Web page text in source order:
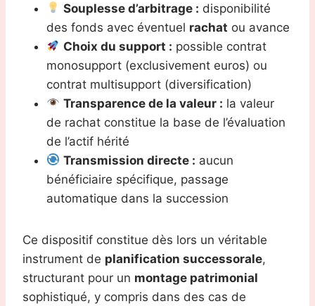
Souplesse d’arbitrage : disponibilité
des fonds avec éventuel rachat ou avance
Choix du support : possible contrat
monosupport (exclusivement euros) ou
contrat multisupport (diversification)
Transparence de la valeur : la valeur
de rachat constitue la base de l’évaluation
de l’actif hérité
Transmission directe : aucun
bénéficiaire spécifique, passage
automatique dans la succession
Ce dispositif constitue dès lors un véritable
instrument de planification successorale,
structurant pour un montage patrimonial
sophistiqué, y compris dans des cas de